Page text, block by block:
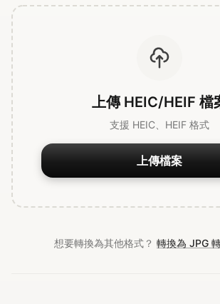
上傳 HEIC/HEIF 檔
支援 HEIC、HEIF 格式
上傳檔案
想要轉換為其他格式？ 轉換為 JPG